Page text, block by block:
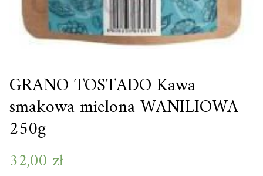
GRANO TOSTADO Kawa
smakowa mielona WANILIOWA
250g
32,00 zł